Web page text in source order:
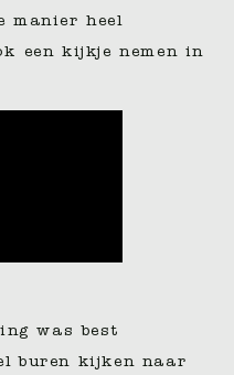
manier heel
een kijkje nemen in
was best
buren kijken naar